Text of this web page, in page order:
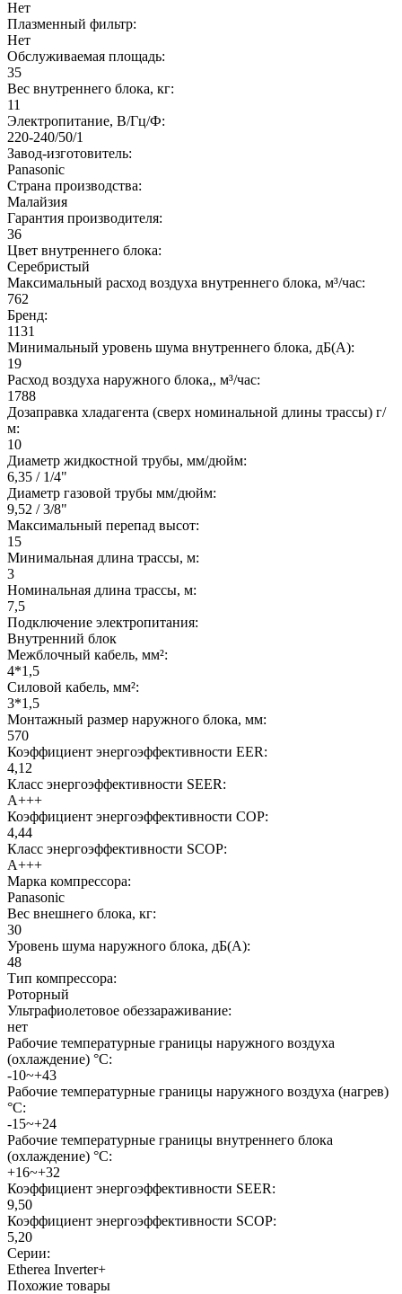
Нет
Плазменный фильтр:
Нет
Обслуживаемая площадь:
35
Вес внутреннего блока, кг:
11
Электропитание, В/Гц/Ф:
220-240/50/1
Завод-изготовитель:
Panasonic
Страна производства:
Малайзия
Гарантия производителя:
36
Цвет внутреннего блока:
Серебристый
Максимальный расход воздуха внутреннего блока, м³/час:
762
Бренд:
1131
Минимальный уровень шума внутреннего блока, дБ(А):
19
Расход воздуха наружного блока,, м³/час:
1788
Дозаправка хладагента (сверх номинальной длины трассы) г/
м:
10
Диаметр жидкостной трубы, мм/дюйм:
6,35 / 1/4"
Диаметр газовой трубы мм/дюйм:
9,52 / 3/8"
Максимальный перепад высот:
15
Минимальная длина трассы, м:
3
Номинальная длина трассы, м:
7,5
Подключение электропитания:
Внутренний блок
Межблочный кабель, мм²:
4*1,5
Силовой кабель, мм²:
3*1,5
Монтажный размер наружного блока, мм:
570
Коэффициент энергоэффективности EER:
4,12
Класс энергоэффективности SEER:
A+++
Коэффициент энергоэффективности COP:
4,44
Класс энергоэффективности SCOP:
A+++
Марка компрессора:
Panasonic
Вес внешнего блока, кг:
30
Уровень шума наружного блока, дБ(А):
48
Тип компрессора:
Роторный
Ультрафиолетовое обеззараживание:
нет
Рабочие температурные границы наружного воздуха
(охлаждение) °C:
-10~+43
Рабочие температурные границы наружного воздуха (нагрев)
°C:
-15~+24
Рабочие температурные границы внутреннего блока
(охлаждение) °C:
+16~+32
Коэффициент энергоэффективности SEER:
9,50
Коэффициент энергоэффективности SCOP:
5,20
Серии:
Etherea Inverter+
Похожие товары